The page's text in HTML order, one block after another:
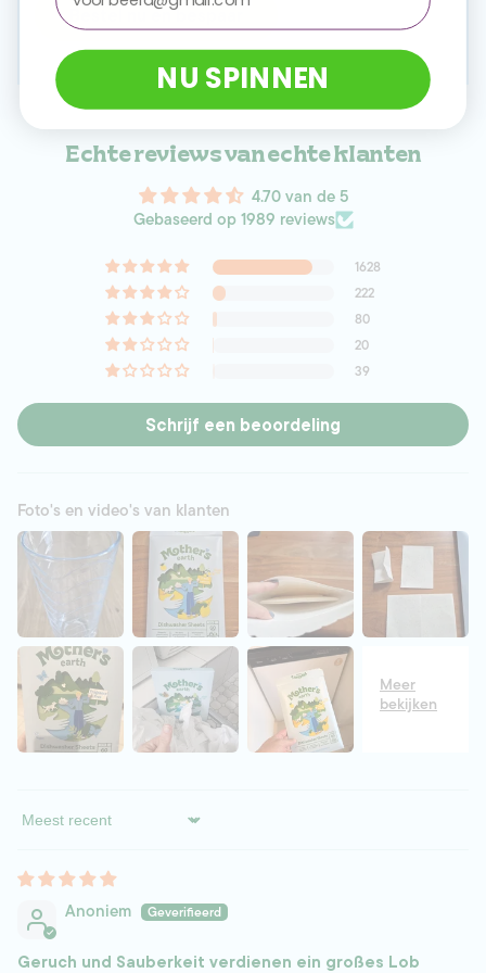
Bestel nu en bespaar
Echte reviews van echte klanten
4.70 van de 5
Gebaseerd op 1989 reviews
1628
222
80
20
39
Schrijf een beoordeling
Foto's en video's van klanten
Sort by
Anoniem
Geruch und Sauberkeit verdienen ein großes Lob
NU SPINNEN